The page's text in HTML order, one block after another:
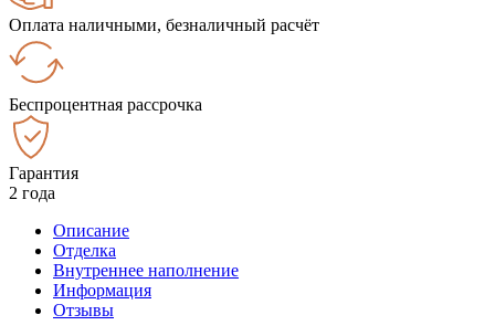
Оплата наличными, безналичный расчёт
Беспроцентная рассрочка
Гарантия
2 года
Описание
Отделка
Внутреннее наполнение
Информация
Отзывы